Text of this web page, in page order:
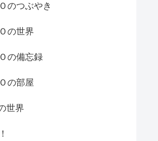
のつぶやき
の世界
の備忘録
の部屋
世界